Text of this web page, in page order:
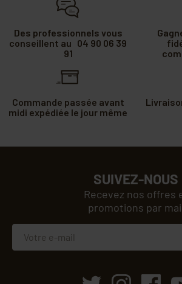
Des professionnels vous
conseillent au 04 90 06 39
91
Commande passée avant
midi expédiée le jour même
SUIVEZ-NOUS
Recevez nos offres
promotions par